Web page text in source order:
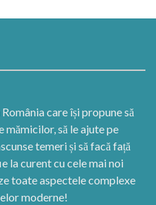
care își propune să
să le ajute pe
temeri și să facă față
la curent cu cele mai noi
toate aspectele complexe
moderne!